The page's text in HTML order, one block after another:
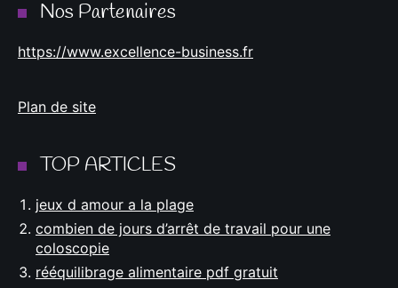
Nos Partenaires
https://www.excellence-business.fr
Plan de site
TOP ARTICLES
jeux d amour a la plage
combien de jours d’arrêt de travail pour une
coloscopie
rééquilibrage alimentaire pdf gratuit